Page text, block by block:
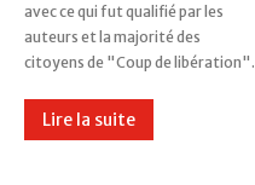
avec ce qui fut qualifié par les
auteurs et la majorité des
citoyens de "Coup de libération".
changements symboliques. Le
Lire la suite